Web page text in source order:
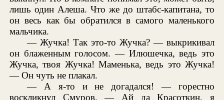
лишь один Алеша. Что же до штабс-капитана, то
он весь как бы обратился в самого маленького
мальчика.
— Жучка! Так это-то Жучка? — выкрикивал
он блаженным голосом. — Илюшечка, ведь это
Жучка, твоя Жучка! Маменька, ведь это Жучка!
— Он чуть не плакал.
— А я-то и не догадался! — горестно
воскликнул Смуров. — Ай да Красоткин, я